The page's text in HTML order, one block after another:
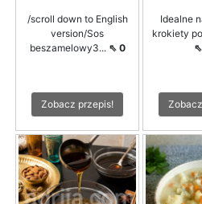
/scroll down to English
version/Sos
beszamelowy3... ⇖ 0
Zobacz przepis!
Idealne
krokiety